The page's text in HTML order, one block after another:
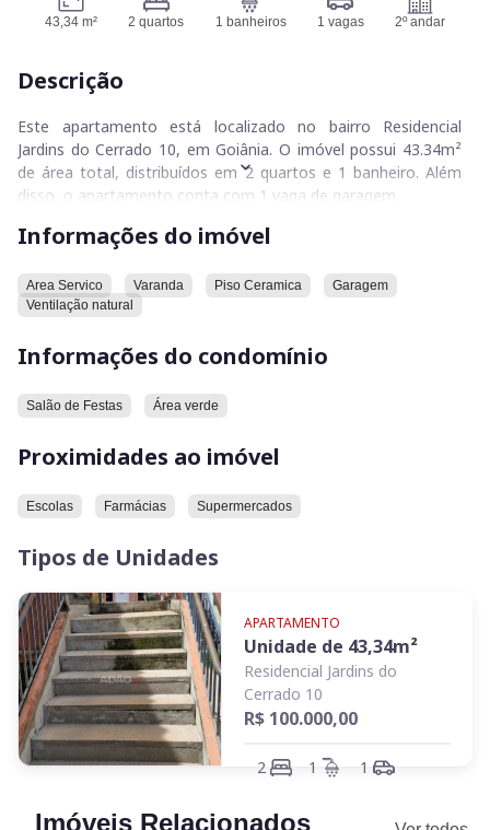
43,34 m² 2 quartos 1 banheiros 1 vagas 2º andar
Descrição
Este apartamento está localizado no bairro Residencial
Jardins do Cerrado 10, em Goiânia. O imóvel possui 43.34m²
de área total, distribuídos em 2 quartos e 1 banheiro. Além
disso, o apartamento conta com 1 vaga de garagem.
O imóvel dispõe de uma área de serviço, piso de cerâmica,
O condomínio onde o apartamento está situado oferece uma
farmácias e supermercados.
Convidamos você a conhecer este imóvel.
Informações do imóvel
Area Servico Varanda Piso Ceramica
Garagem
Ventilação natural
Informações do condomínio
Salão de Festas Área verde
Proximidades ao imóvel
Escolas Farmácias Supermercados
Tipos de Unidades
APARTAMENTO
Unidade de 43,34m²
Residencial Jardins do
Cerrado 10
R$ 100.000,00
2 1 1
Imóveis Relacionados